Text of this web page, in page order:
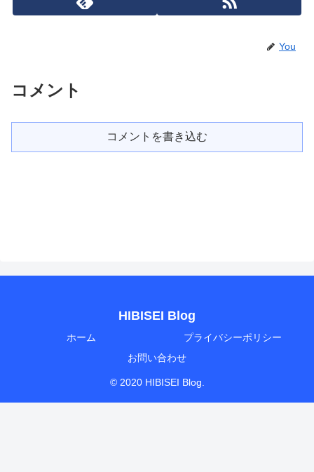
You
コメント
コメントを書き込む
HIBISEI Blog
ホーム
プライバシーポリシー
お問い合わせ
© 2020 HIBISEI Blog.